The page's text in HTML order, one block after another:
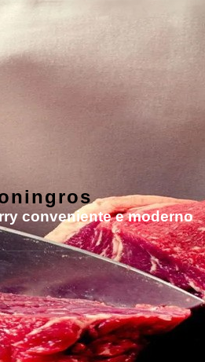
alimentari di
dell'ingrosso è il
di settore per arricchire